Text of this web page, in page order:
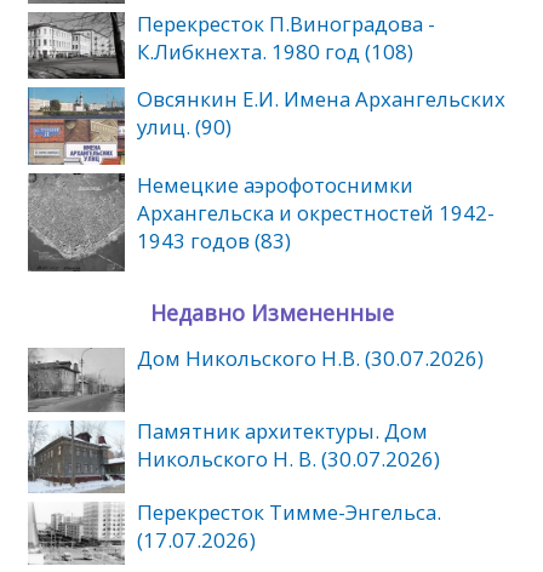
Перекресток П.Виноградова -
К.Либкнехта. 1980 год (108)
Овсянкин Е.И. Имена Архангельских
улиц. (90)
Немецкие аэрофотоснимки
Архангельска и окрестностей 1942-
1943 годов (83)
Недавно Измененные
Дом Никольского Н.В. (30.07.2026)
Памятник архитектуры. Дом
Никольского Н. В. (30.07.2026)
Перекресток Тимме-Энгельса.
(17.07.2026)